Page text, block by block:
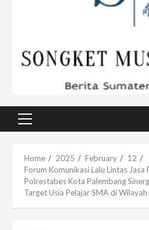
Primary
Home 2025 February
12
Forum Komunikasi Lalu Lintas Jasa
Polrestabes Kota Palembang
Target Usia Pelajar SMA di